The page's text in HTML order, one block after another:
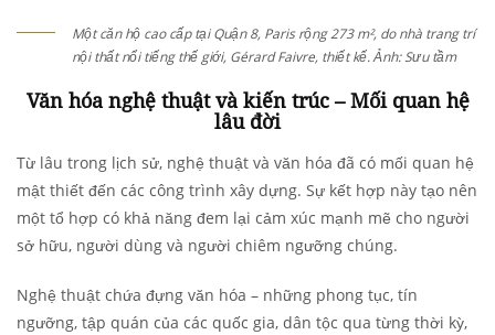
Một căn hộ cao cấp tại Quận 8, Paris rộng 273 m², do nhà trang trí
nội thất nổi tiếng thế giới, Gérard Faivre, thiết kế. Ảnh: Sưu tầm
Văn hóa nghệ thuật và kiến trúc – Mối quan hệ
lâu đời
Từ lâu trong lịch sử, nghệ thuật và văn hóa đã có mối quan hệ
mật thiết đến các công trình xây dựng. Sự kết hợp này tạo nên
một tổ hợp có khả năng đem lại cảm xúc mạnh mẽ cho người
sở hữu, người dùng và người chiêm ngưỡng chúng.
Nghệ thuật chứa đựng văn hóa – những phong tục, tín
ngưỡng, tập quán của các quốc gia, dân tộc qua từng thời kỳ,